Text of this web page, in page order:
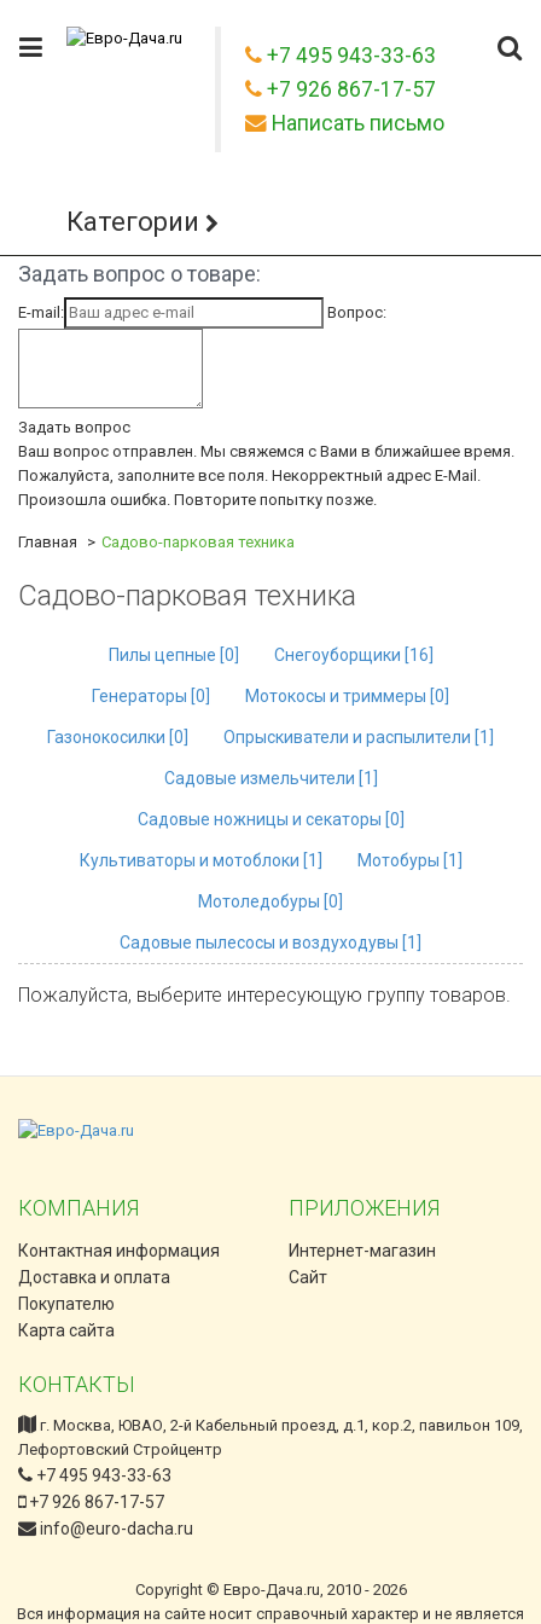
+7 495 943-33-63
+7 926 867-17-57
Написать письмо
Категории
Задать вопрос о товаре:
E-mail: Вопрос:
Задать вопрос
Ваш вопрос отправлен. Мы свяжемся с Вами в ближайшее время.
Пожалуйста, заполните все поля. Некорректный адрес E-Mail.
Произошла ошибка. Повторите попытку позже.
Главная Садово-парковая техника
Садово-парковая техника
Пилы цепные [0 Снегоуборщики [16
Генераторы [0 Мотокосы и триммеры [0
Газонокосилки [0 Опрыскиватели и распылители [1
Садовые измельчители [1
Садовые ножницы и секаторы [0
Культиваторы и мотоблоки [1 Мотобуры [1
Мотоледобуры [0
Садовые пылесосы и воздуходувы [1
Пожалуйста, выберите интересующую группу товаров.
КОМПАНИЯ
Контактная информация
Доставка и оплата
Покупателю
Карта сайта
ПРИЛОЖЕНИЯ
Интернет-магазин
Сайт
КОНТАКТЫ
г. Москва, ЮВАО, 2-й Кабельный проезд, д.1, кор.2, павильон 109,
Лефортовский Стройцентр
+7 495 943-33-63
+7 926 867-17-57
info@euro-dacha.ru
Copyright © Евро-Дача.ru, 2010 - 2026
Вся информация на сайте носит справочный характер и не является